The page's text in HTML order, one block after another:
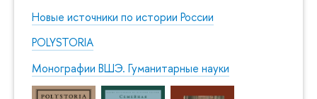
Новые источники по истории России
POLYSTORIA
Монографии ВШЭ. Гуманитарные науки